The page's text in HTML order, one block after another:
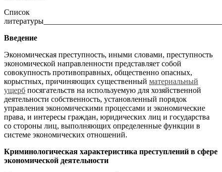
Список
Введение
Экономическая преступность, иными словами, преступность
экономической направленности представляет собой
совокупность противоправных, общественно опасных,
корыстных, причиняющих существенный материальный
ущерб посягательств на используемую для хозяйственной
деятельности собственность, установленный порядок
управления экономическими процессами и экономические
права, и интересы граждан, юридических лиц и государства
со стороны лиц, выполняющих определенные функции в
системе экономических отношений.
Криминологическая характеристика преступлений в сфере
экономической деятельности